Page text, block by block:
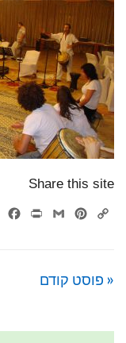
Share this site
Copy
Pinterest
Gmail
Print
« פוסט קודם